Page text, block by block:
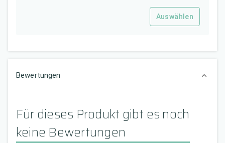
Auswählen
Bewertungen
Für dieses Produkt gibt es noch
keine Bewertungen